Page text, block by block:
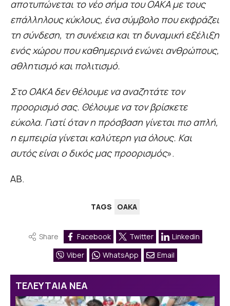
αποτυπώνεται το νέο σήμα του ΟΑΚΑ με τους
επάλληλους κύκλους, ένα σύμβολο που εκφράζει
τη σύνδεση, τη συνέχεια και τη δυναμική εξέλιξη
ενός χώρου που καθημερινά ενώνει ανθρώπους,
αθλητισμό και πολιτισμό.
Στο ΟΑΚΑ δεν θέλουμε να αναζητάτε τον
προορισμό σας. Θέλουμε να τον βρίσκετε
εύκολα. Γιατί όταν η πρόσβαση γίνεται πιο απλή,
η εμπειρία γίνεται καλύτερη για όλους. Και
αυτός είναι ο δικός μας προορισμός».
ΑΒ.
TAGS ΟΑΚΑ
Share Facebook Twitter
Linkedin
Viber
WhatsApp Email
ΤΕΛΕΥΤΑΙΑ ΝΕΑ